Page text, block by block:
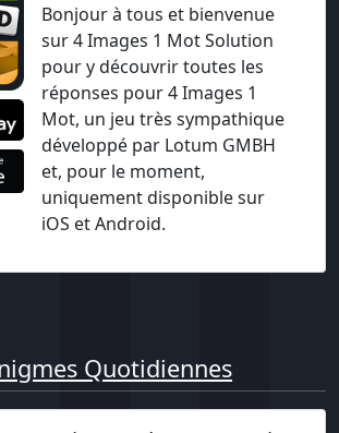
Bonjour à tous et bienvenue
sur 4 Images 1 Mot Solution
pour y découvrir toutes les
réponses pour 4 Images 1
Mot, un jeu très sympathique
développé par Lotum GMBH
et, pour le moment,
uniquement disponible sur
iOS et Android.
Quotidiennes